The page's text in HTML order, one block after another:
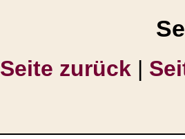
Seite zurück |